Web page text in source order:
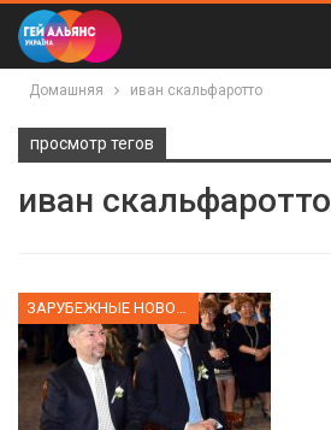
Домашняя иван скальфаротто
просмотр тегов
иван скальфаротто